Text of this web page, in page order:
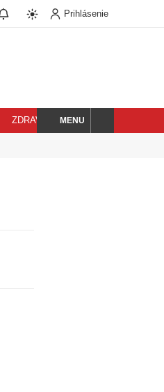
Prihlásenie
ZDRAVIE BLOG
HĽADAJMENU